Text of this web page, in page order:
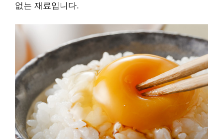
없는 재료입니다.